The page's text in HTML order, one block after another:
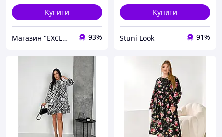
Купити
Магазин "EXCLUSIVE" - Оригінальні Подарунки для всіх 93%
Купити
Stuni Look 91%